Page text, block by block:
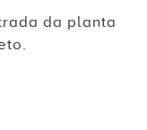
da planta